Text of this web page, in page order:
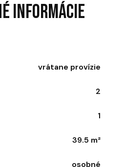
INFORMÁCIE
vrátane provízie
2
1
39.5 m²
osobné